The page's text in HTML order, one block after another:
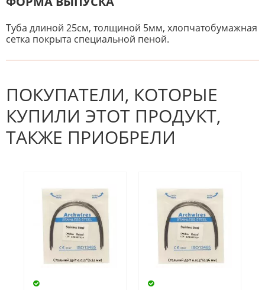
Туба длиной 25см, толщиной 5мм, хлопчатобумажная
сетка покрыта специальной пеной.
К настоящему времени нет
отзыв.
ПОКУПАТЕЛИ, КОТОРЫЕ
КУПИЛИ ЭТОТ ПРОДУКТ,
ТАКЖЕ ПРИОБРЕЛИ